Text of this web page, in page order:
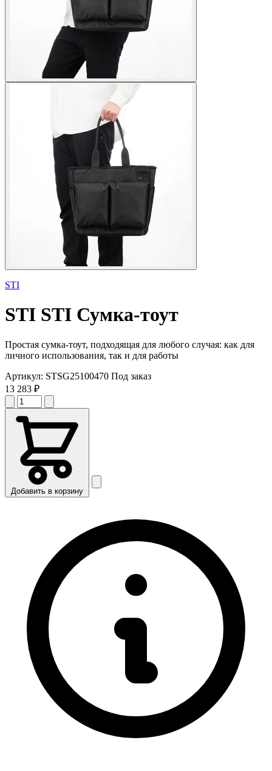
STI
STI STI Сумка-тоут
Простая сумка-тоут, подходящая для любого случая: как для
личного использования, так и для работы
Артикул: STSG25100470 Под заказ
13 283 ₽
Добавить в корзину